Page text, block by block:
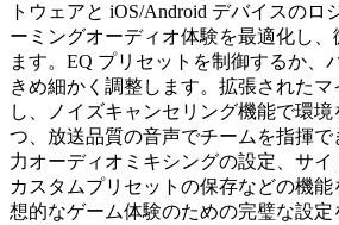
トウェアと iOS/Android デバイスのロ
ーミングオーディオ体験を最適化し、
ます。EQ プリセットを制御するか、
きめ細かく調整します。拡張されたマ
し、ノイズキャンセリング機能で環
つ、放送品質の音声でチームを指揮
力オーディオミキシングの設定、サイ
カスタムプリセットの保存などの機
想的なゲーム体験のための完璧な設